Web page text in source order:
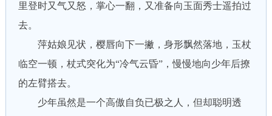
里登时又气又怒，掌心一翻，又准备向玉面秀士遥拍过
去。
萍姑娘见状，樱唇向下一撇，身形飘然落地，玉杖
临空一顿，杖式突化为“冷气云昏”，慢慢地向少年后撩
的左臂搭去。
少年虽然是一个高傲自负已极之人，但却聪明透